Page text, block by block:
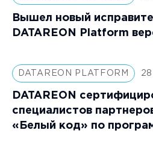
Вышел новый
DATAREON Platform
DATAREON PLATFORM
DATAREON
специалистов
«Белый код» по